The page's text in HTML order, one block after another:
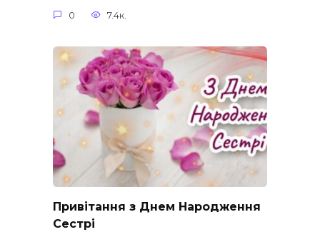
0 7.4к.
Привітання з Днем Народження
Сестрі